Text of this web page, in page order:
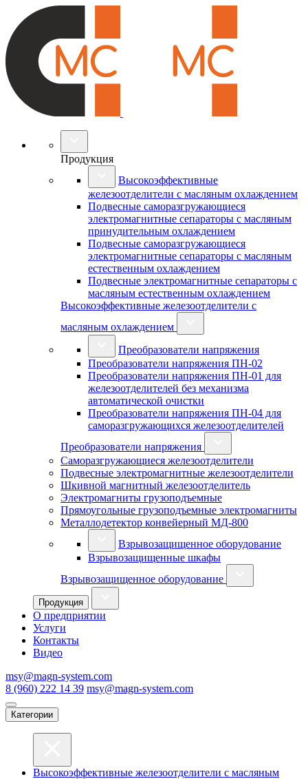
Продукция
Высокоэффективные
железоотделители с масляным охлаждением
Подвесные саморазгружающиеся
электромагнитные сепараторы с масляным
принудительным охлаждением
Подвесные саморазгружающиеся
электромагнитные сепараторы с масляным
естественным охлаждением
Подвесные электромагнитные сепараторы с
масляным естественным охлаждением
Высокоэффективные железоотделители с
масляным охлаждением
Преобразователи напряжения
Преобразователи напряжения ПН-02
Преобразователи напряжения ПН-01 для
железоотделителей без механизма
автоматической очистки
Преобразователи напряжения ПН-04 для
саморазгружающихся железоотделителей
Преобразователи напряжения
Саморазгружающиеся железоотделители
Подвесные электромагнитные железоотделители
Шкивной магнитный железоотделитель
Электромагниты грузоподъемные
Прямоугольные грузоподъемные электромагниты
Металлодетектор конвейерный МД-800
Взрывозащищенное оборудование
Взрывозащищенные шкафы
Взрывозащищенное оборудование
Продукция
О предприятии
Услуги
Контакты
Видео
msy@magn-system.com
8 (960) 222 14 39 msy@magn-system.com
Категории
Высокоэффективные железоотделители с масляным